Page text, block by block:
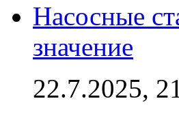
Насосные
значение
22.7.2025,